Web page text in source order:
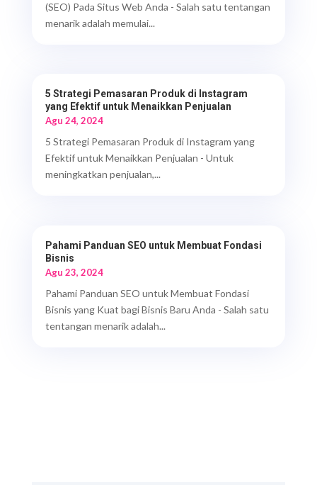
(SEO) Pada Situs Web Anda - Salah satu tentangan
menarik adalah memulai...
5 Strategi Pemasaran Produk di Instagram
yang Efektif untuk Menaikkan Penjualan
Agu 24, 2024
5 Strategi Pemasaran Produk di Instagram yang
Efektif untuk Menaikkan Penjualan - Untuk
meningkatkan penjualan,...
Pahami Panduan SEO untuk Membuat Fondasi
Bisnis
Agu 23, 2024
Pahami Panduan SEO untuk Membuat Fondasi
Bisnis yang Kuat bagi Bisnis Baru Anda - Salah satu
tentangan menarik adalah...